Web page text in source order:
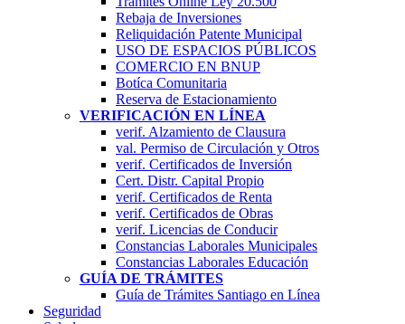
Rebaja de Inversiones
Reliquidación Patente Municipal
USO DE ESPACIOS PÚBLICOS
COMERCIO EN BNUP
Botíca Comunitaria
Reserva de Estacionamiento
VERIFICACIÓN EN LÍNEA
verif. Alzamiento de Clausura
val. Permiso de Circulación y Otros
verif. Certificados de Inversión
Cert. Distr. Capital Propio
verif. Certificados de Renta
verif. Certificados de Obras
verif. Licencias de Conducir
Constancias Laborales Municipales
Constancias Laborales Educación
GUÍA DE TRÁMITES
Guía de Trámites Santiago en Línea
Seguridad